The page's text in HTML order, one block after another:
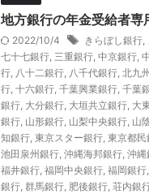
地方銀行の年金受給者専
2022/10/4 きらぼし銀行,
七十七銀行, 三重銀行, 中京銀行,
行, 八十二銀行, 八千代銀行, 北九
行, 十六銀行, 千葉興業銀行, 千葉
銀行, 大分銀行, 大垣共立銀行, 大
銀行, 山形銀行, 山梨中央銀行, 山
知銀行, 東京スター銀行, 東京都民
池田泉州銀行, 沖縄海邦銀行, 沖縄
福井銀行, 福岡中央銀行, 福岡銀行,
銀行, 群馬銀行, 肥後銀行, 荘内銀